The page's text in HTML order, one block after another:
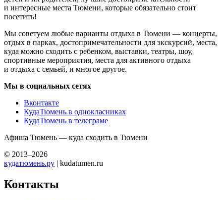
и интересные места Тюмени, которые обязательно стоит
посетить!
Мы советуем любые варианты отдыха в Тюмени — концерты,
отдых в парках, достопримечательности для экскурсий, места,
куда можно сходить с ребенком, выставки, театры, шоу,
спортивные мероприятия, места для активного отдыха
и отдыха с семьей, и многое другое.
Мы в социальных сетях
Вконтакте
КудаТюмень в однокласниках
КудаТюмень в телеграме
Афиша Тюмень — куда сходить в Тюмени
© 2013–2026
кудатюмень.ру | kudatumen.ru
Контакты